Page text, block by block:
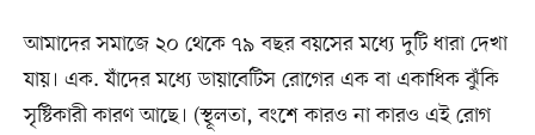
আমাদের সমাজে ২০ থেকে ৭৯ বছর বয়সের মধ্যে দুটি ধারা দেখা
যায়। এক. যাঁদের মধ্যে ডায়াবেটিস রোগের এক বা একাধিক ঝুঁকি
সৃষ্টিকারী কারণ আছে। (স্থূলতা, বংশে কারও না কারও এই রোগ